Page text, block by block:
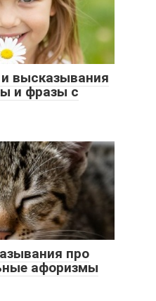
высказывания
и фразы с
про
афоризмы